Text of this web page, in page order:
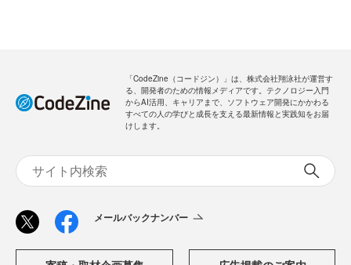
「CodeZine（コードジン）」は、株式会社翔泳社が運営す
る、開発者のための情報メディアです。テクノロジー入門
からAI活用、キャリアまで、ソフトウェア開発にかかわる
すべての人の学びと成長を支える最新情報と実践知をお届
けします。
メールバックナンバー